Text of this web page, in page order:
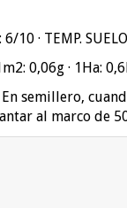
10 · TEMP.
0,06g · 1Ha:
En semillero,
al marco de